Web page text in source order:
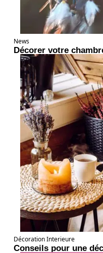
News
Décorer votre
Décoration Interieure
Conseils pour une